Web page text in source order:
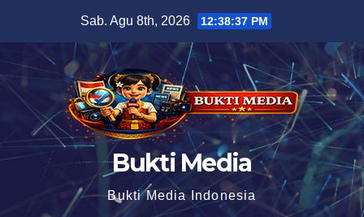
Sab. Agu 8th, 2026 12:38:38 PM
Bukti Media
Bukti Media Indonesia